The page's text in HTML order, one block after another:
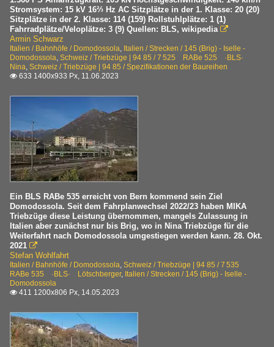
Stromsystem: 15 kV 16⅔ Hz AC Sitzplätze in der 1. Klasse: 20 (20)
Sitzplätze in der 2. Klasse: 114 (159) Rollstuhlplätze: 1 (1)
Fahrradplätze/Veloplätze: 3 (9) Quellen: BLS, wikipedia 
Armin Schwarz
Italien / Bahnhöfe / Domodossola, Italien / Strecken / 145 (Brig) - Iselle -
Domodossola, Schweiz / Triebzüge | 94 85 / 7 525 RABe 525 ·BLS·
Nina, Schweiz / Triebzüge | 94 85 / Spezifikationen der Baureihen
 633 1400x933 Px, 11.06.2023
Ein BLS RABe 535 erreicht von Bern kommend sein Ziel
Domodossola. Seit dem Fahrplanwechsel 2022/23 haben MIKA
Triebzüge diese Leistung übernommen, mangels Zulassung in
Italien aber zunächst nur bis Brig, wo in Nina Triebzüge für die
Weiterfahrt nach Domodossola umgestiegen werden kann. 28. Okt.
2021 
Stefan Wohlfahrt
Italien / Bahnhöfe / Domodossola, Schweiz / Triebzüge | 94 85 / 7 535
RABe 535 ·BLS· Lötschberger, Italien / Strecken / 145 (Brig) - Iselle -
Domodossola
 411 1200x806 Px, 14.05.2023